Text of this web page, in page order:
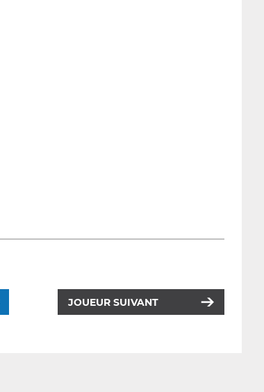
JOUEUR SUIVANT